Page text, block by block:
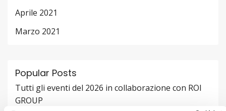
Aprile 2021
Marzo 2021
Popular Posts
Tutti gli eventi del 2026 in collaborazione con ROI
GROUP